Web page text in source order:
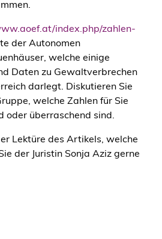
index.php/zahlen-
der Autonomen
welche einige
Daten zu Gewaltverbrechen
darlegt. Diskutieren Sie
welche Zahlen für Sie
oder überraschend sind.
Lektüre des Artikels, welche
der Juristin Sonja Aziz gerne